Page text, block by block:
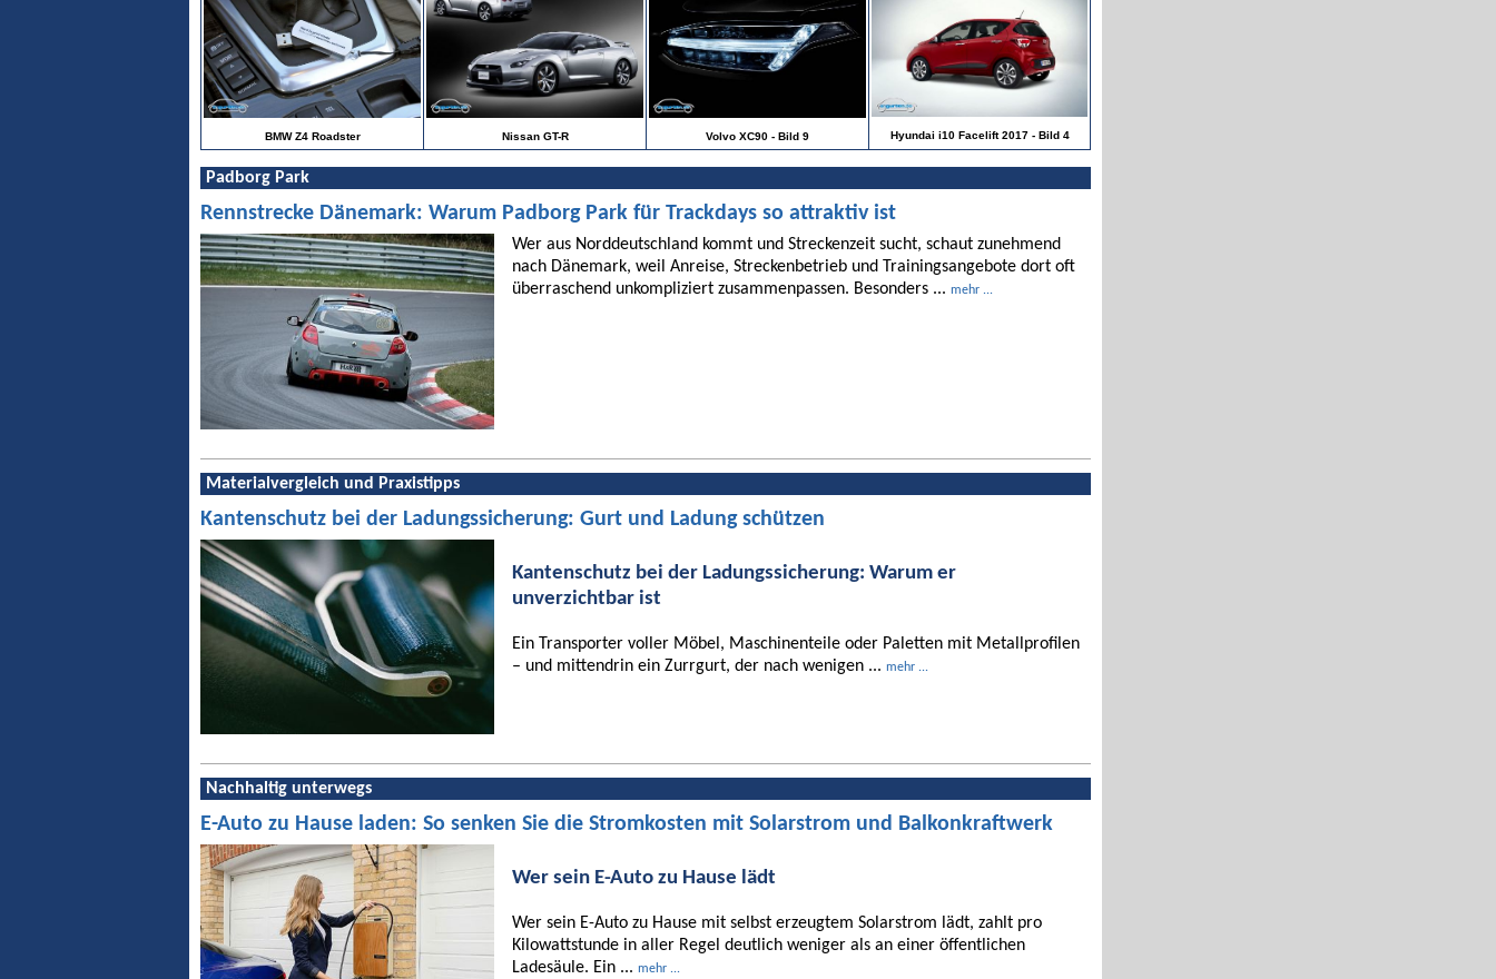
BMW Z4 Roadster Nissan GT-R Volvo XC90 - Bild 9 Hyundai i10 Facelift 2017 - Bild 4
Padborg Park
Rennstrecke Dänemark: Warum Padborg Park für Trackdays so attraktiv ist
Wer aus Norddeutschland kommt und Streckenzeit sucht, schaut zunehmend
nach Dänemark, weil Anreise, Streckenbetrieb und Trainingsangebote dort oft
überraschend unkompliziert zusammenpassen. Besonders ... mehr ...
Materialvergleich und Praxistipps
Kantenschutz bei der Ladungssicherung: Gurt und Ladung schützen
Kantenschutz bei der Ladungssicherung: Warum er
unverzichtbar ist
Ein Transporter voller Möbel, Maschinenteile oder Paletten mit Metallprofilen
– und mittendrin ein Zurrgurt, der nach wenigen ... mehr ...
Nachhaltig unterwegs
E-Auto zu Hause laden: So senken Sie die Stromkosten mit Solarstrom und Balkonkraftwerk
Wer sein E-Auto zu Hause lädt
Wer sein E-Auto zu Hause mit selbst erzeugtem Solarstrom lädt, zahlt pro
Kilowattstunde in aller Regel deutlich weniger als an einer öffentlichen
Ladesäule. Ein ... mehr ...